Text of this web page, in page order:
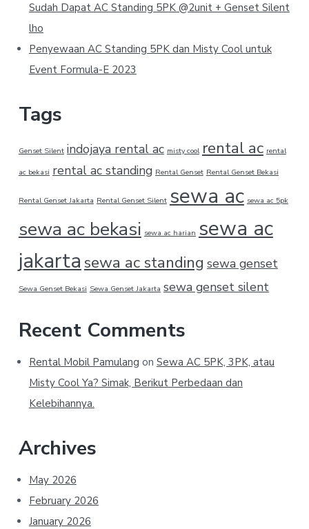
Sudah Dapat AC Standing 5PK @2unit + Genset Silent
lho
Penyewaan AC Standing 5PK dan Misty Cool untuk
Event Formula-E 2023
Tags
Genset Silent indojaya rental ac misty cool rental ac rental
ac bekasi rental ac standing Rental Genset Rental Genset Bekasi
Rental Genset Jakarta Rental Genset Silent sewa ac sewa ac 5pk
sewa ac bekasi sewa ac harian sewa ac
jakartasewa ac standing sewa genset
Sewa Genset Bekasi Sewa Genset Jakarta sewa genset silent
Recent Comments
Rental Mobil Pamulang on Sewa AC 5PK, 3PK, atau
Misty Cool Ya? Simak, Berikut Perbedaan dan
Kelebihannya.
Archives
May 2026
February 2026
January 2026